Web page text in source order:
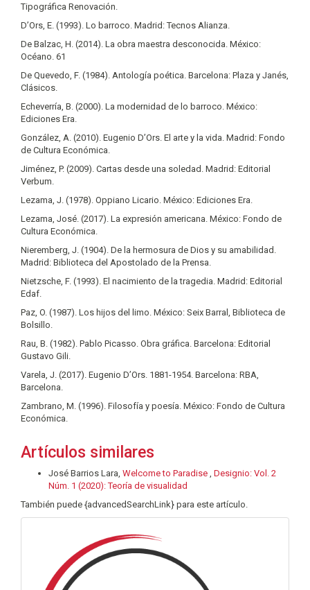
Tipográfica Renovación.
D’Ors, E. (1993). Lo barroco. Madrid: Tecnos Alianza.
De Balzac, H. (2014). La obra maestra desconocida. México:
Océano. 61
De Quevedo, F. (1984). Antología poética. Barcelona: Plaza y Janés,
Clásicos.
Echeverría, B. (2000). La modernidad de lo barroco. México:
Ediciones Era.
González, A. (2010). Eugenio D’Ors. El arte y la vida. Madrid: Fondo
de Cultura Económica.
Jiménez, P. (2009). Cartas desde una soledad. Madrid: Editorial
Verbum.
Lezama, J. (1978). Oppiano Licario. México: Ediciones Era.
Lezama, José. (2017). La expresión americana. México: Fondo de
Cultura Económica.
Nieremberg, J. (1904). De la hermosura de Dios y su amabilidad.
Madrid: Biblioteca del Apostolado de la Prensa.
Nietzsche, F. (1993). El nacimiento de la tragedia. Madrid: Editorial
Edaf.
Paz, O. (1987). Los hijos del limo. México: Seix Barral, Biblioteca de
Bolsillo.
Rau, B. (1982). Pablo Picasso. Obra gráfica. Barcelona: Editorial
Gustavo Gili.
Varela, J. (2017). Eugenio D’Ors. 1881-1954. Barcelona: RBA,
Barcelona.
Zambrano, M. (1996). Filosofía y poesía. México: Fondo de Cultura
Económica.
Artículos similares
José Barrios Lara, Welcome to Paradise Designio: Vol. 2
Núm. 1 (2020): Teoría de visualidad
También puede {advancedSearchLink} para este artículo.